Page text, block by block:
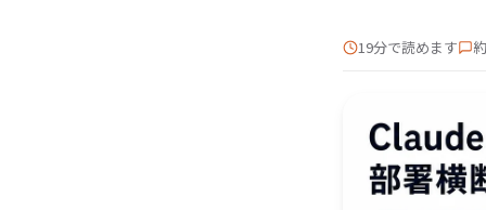
19分で読めます